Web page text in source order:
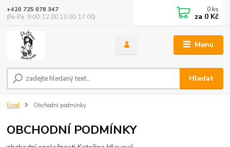
Menu
Hledat
+420 725 078 347
(Po-Pá, 9:00-12:00 13:00-17:00)
0 ks
za 0 Kč
Úvod Obchodní podmínky
OBCHODNÍ PODMÍNKY